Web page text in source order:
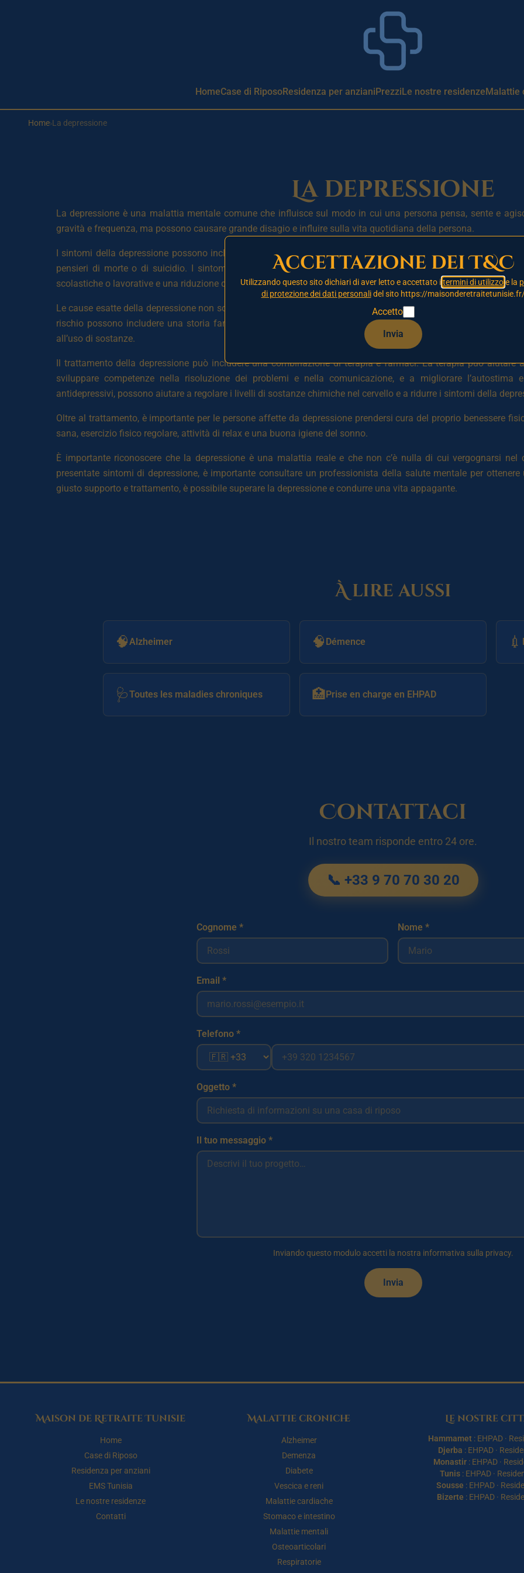
HomeCase di RiposoResidenza per anzianiPrezziLe nostre residenzeMalattie
Home›La depressione
La depressione
La depressione è una malattia mentale comune che influisce sul modo in cui una persona pensa, sente e
gravità e frequenza, ma possono causare grande disagio e influire sulla vita quotidiana della persona.
I sintomi della depressione possono includere tristezza persistente, perdita di interesse e piacere,
pensieri di morte o di suicidio. I sintomi possono anche portare a cambiamenti comportamentali, come
scolastiche o lavorative e una riduzione della motivazione.
Le cause esatte della depressione non sono chiare, ma esistono fattori di rischio comuni che possono
rischio possono includere una storia familiare di depressione, eventi stressanti della vita, squilibri chimici
all’uso di sostanze.
Il trattamento della depressione può includere una combinazione di terapia e farmaci. La terapia può aiutare
sviluppare competenze nella risoluzione dei problemi e nella comunicazione, e a migliorare
antidepressivi, possono aiutare a regolare i livelli di sostanze chimiche nel cervello e a ridurre i sintomi della
Oltre al trattamento, è importante per le persone affette da depressione prendersi cura del proprio benessere
sana, esercizio fisico regolare, attività di relax e una buona igiene del sonno.
È importante riconoscere che la depressione è una malattia reale e che non c’è nulla di cui vergognarsi
presentate sintomi di depressione, è importante consultare un professionista della salute mentale per
giusto supporto e trattamento, è possibile superare la depressione e condurre una vita appagante.
À lire aussi
🧠Alzheimer 🧠 Démence 💉
🩺Toutes les maladies chroniques 🏥Prise en charge en EHPAD
Contattaci
Il nostro team risponde entro 24 ore.
📞 +33 9 70 70 30 20
Cognome * Nome *
Email *
Telefono *
Oggetto *
Il tuo messaggio *
Inviando questo modulo accetti la nostra informativa sulla privacy.
Invia
Maison de Retraite Tunisie
Home
Case di Riposo
Residenza per anziani
EMS Tunisia
Le nostre residenze
Contatti
Malattie croniche
Alzheimer
Demenza
Diabete
Vescica e reni
Malattie cardiache
Stomaco e intestino
Malattie mentali
Osteoarticolari
Respiratorie
Le nostre
Hammamet : EHPAD ·
Djerba : EHPAD·
Monastir : EHPAD ·
Tunis : EHPAD ·
Sousse : EHPAD ·
Bizerte : EHPAD·
Accettazione dei T&C
Utilizzando questo sito dichiari di aver letto e accettato itermini di utilizzoe la
di protezione dei dati personalidel sito https://
Accetto
Invia